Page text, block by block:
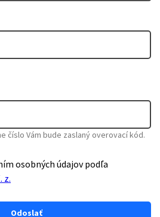
číslo Vám bude zaslaný overovací kód.
osobných údajov podľa
z.